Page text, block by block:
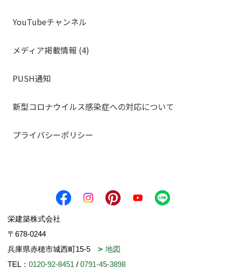
YouTubeチャンネル
メディア掲載情報 (4)
PUSH通知
新型コロナウイルス感染症への対応について
プライバシーポリシー
栄建築株式会社
〒678-0244
兵庫県赤穂市城西町15-5
地図
TEL： 0120-92-8451 / 0791-45-3898